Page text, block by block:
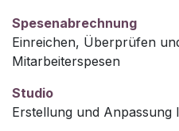
Spesenabrechnung
Einreichen, Überprüfen
Mitarbeiterspesen
Studio
Erstellung und Anpassung